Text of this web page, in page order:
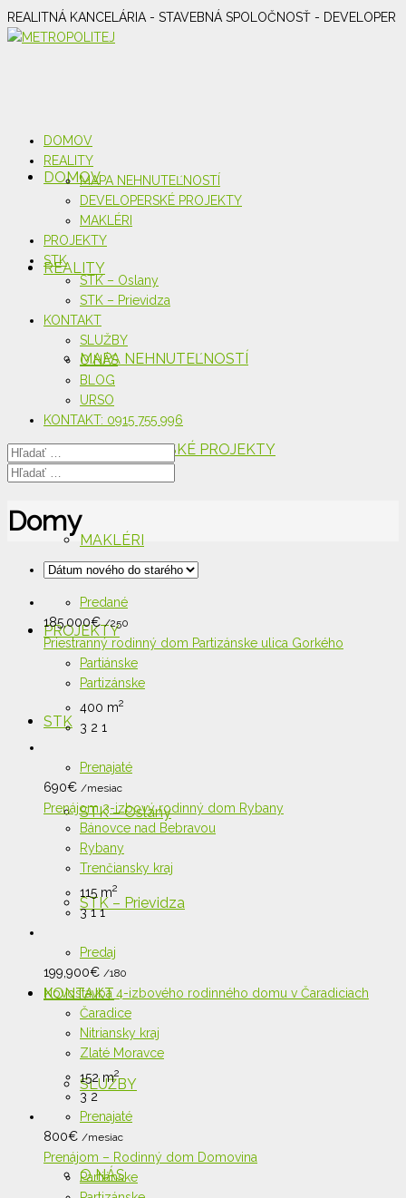
REALITNÁ KANCELÁRIA - STAVEBNÁ SPOLOČNOSŤ - DEVELOPER
DOMOV
REALITY
MAPA NEHNUTEĽNOSTÍ
DEVELOPERSKÉ PROJEKTY
MAKLÉRI
PROJEKTY
STK
STK – Oslany
STK – Prievidza
KONTAKT
SLUŽBY
O NÁS
DOMOV
REALITY
MAPA NEHNUTEĽNOSTÍ
DEVELOPERSKÉ PROJEKTY
MAKLÉRI
PROJEKTY
STK
STK – Oslany
STK – Prievidza
KONTAKT
SLUŽBY
O NÁS
BLOG
URSO
KONTAKT: 0915 755 996
Domy
Predané
185,000€/250
Priestranný rodinný dom Partizánske ulica Gorkého
Partiánske
Partizánske
400 m2
3 2 1
Prenajaté
690€ /mesiac
Prenájom 3-izbový rodinný dom Rybany
Bánovce nad Bebravou
Rybany
Trenčiansky kraj
115 m2
311
Predaj
199,900€ /180
Novostavba 4-izbového rodinného domu v Čaradiciach
Čaradice
Nitriansky kraj
Zlaté Moravce
152 m2
3 2
Prenajaté
800€ /mesiac
Prenájom – Rodinný dom Domovina
Partiánske